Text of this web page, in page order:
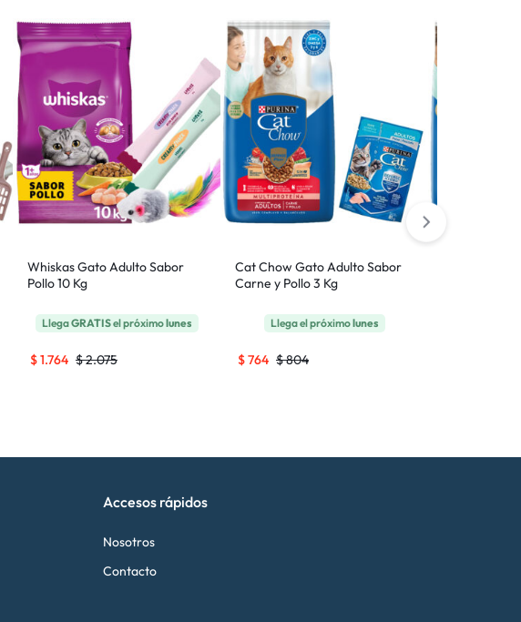
Whiskas Gato Adulto Sabor
Pollo 10 Kg
LlegaGRATISel próximolunes
$2.075
$1.764
Cat Chow Gato Adulto Sabor
Carne y Pollo 3 Kg
Llega el próximolunes
$804
$764
Accesos rápidos
Nosotros
Contacto